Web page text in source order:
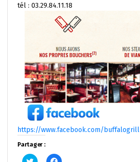
tél : 03.29.84.11.18
https://www.facebook.com/buffalogrill
Partager :
Cliquez Cliquez